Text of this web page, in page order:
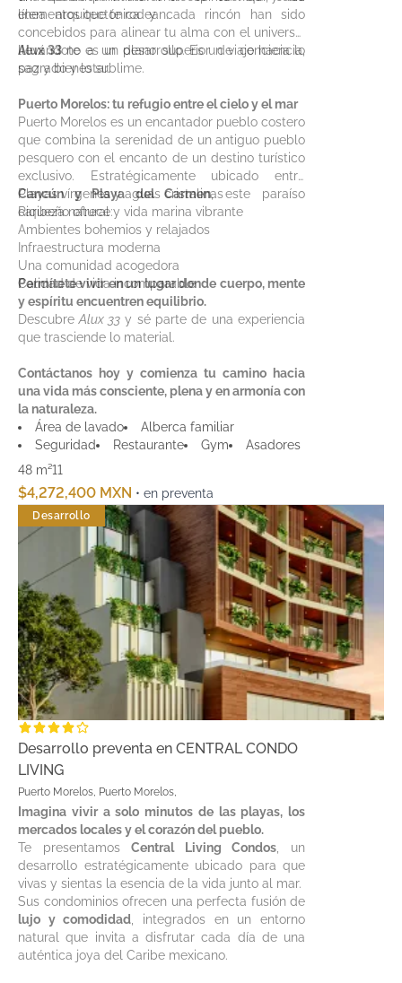
elementos que te rodean.
línea arquitectónica y cada rincón han sido
concebidos para alinear tu alma con el universo,
llevándote a un plano superior de conciencia,
paz y bienestar.
Alux 33no es un desarrollo. Es un viaje hacia lo
sagrado y lo sublime.
Puerto Morelos: tu refugio entre el cielo y el mar
Puerto Morelos es un encantador pueblo costero
que combina la serenidad de un antiguo pueblo
pesquero con el encanto de un destino turístico
exclusivo. Estratégicamente ubicado entre
Cancún y Playa del Carmen, este paraíso
caribeño ofrece:
Playas vírgenes y aguas cristalinas
Riqueza natural y vida marina vibrante
Ambientes bohemios y relajados
Infraestructura moderna
Una comunidad acogedora
Calidad de vida incomparable
Permítete vivir en un lugar donde cuerpo, mente
y espíritu encuentren equilibrio.
Descubre Alux 33 y sé parte de una experiencia
que trasciende lo material.
Contáctanos hoy y comienza tu camino hacia
una vida más consciente, plena y en armonía con
la naturaleza.
Área de lavado
Alberca familiar
Seguridad
Restaurante Gym
Asadores
48 m²11
$4,272,400 MXN • en preventa
Desarrollo
Desarrollo preventa en CENTRAL CONDO
LIVING
Puerto Morelos, Puerto Morelos,
Imagina vivir a solo minutos de las playas, los
mercados locales y el corazón del pueblo.
Te presentamos Central Living Condos , un
desarrollo estratégicamente ubicado para que
vivas y sientas la esencia de la vida junto al mar.
Sus condominios ofrecen una perfecta fusión de
lujo y comodidad , integrados en un entorno
natural que invita a disfrutar cada día de una
auténtica joya del Caribe mexicano.